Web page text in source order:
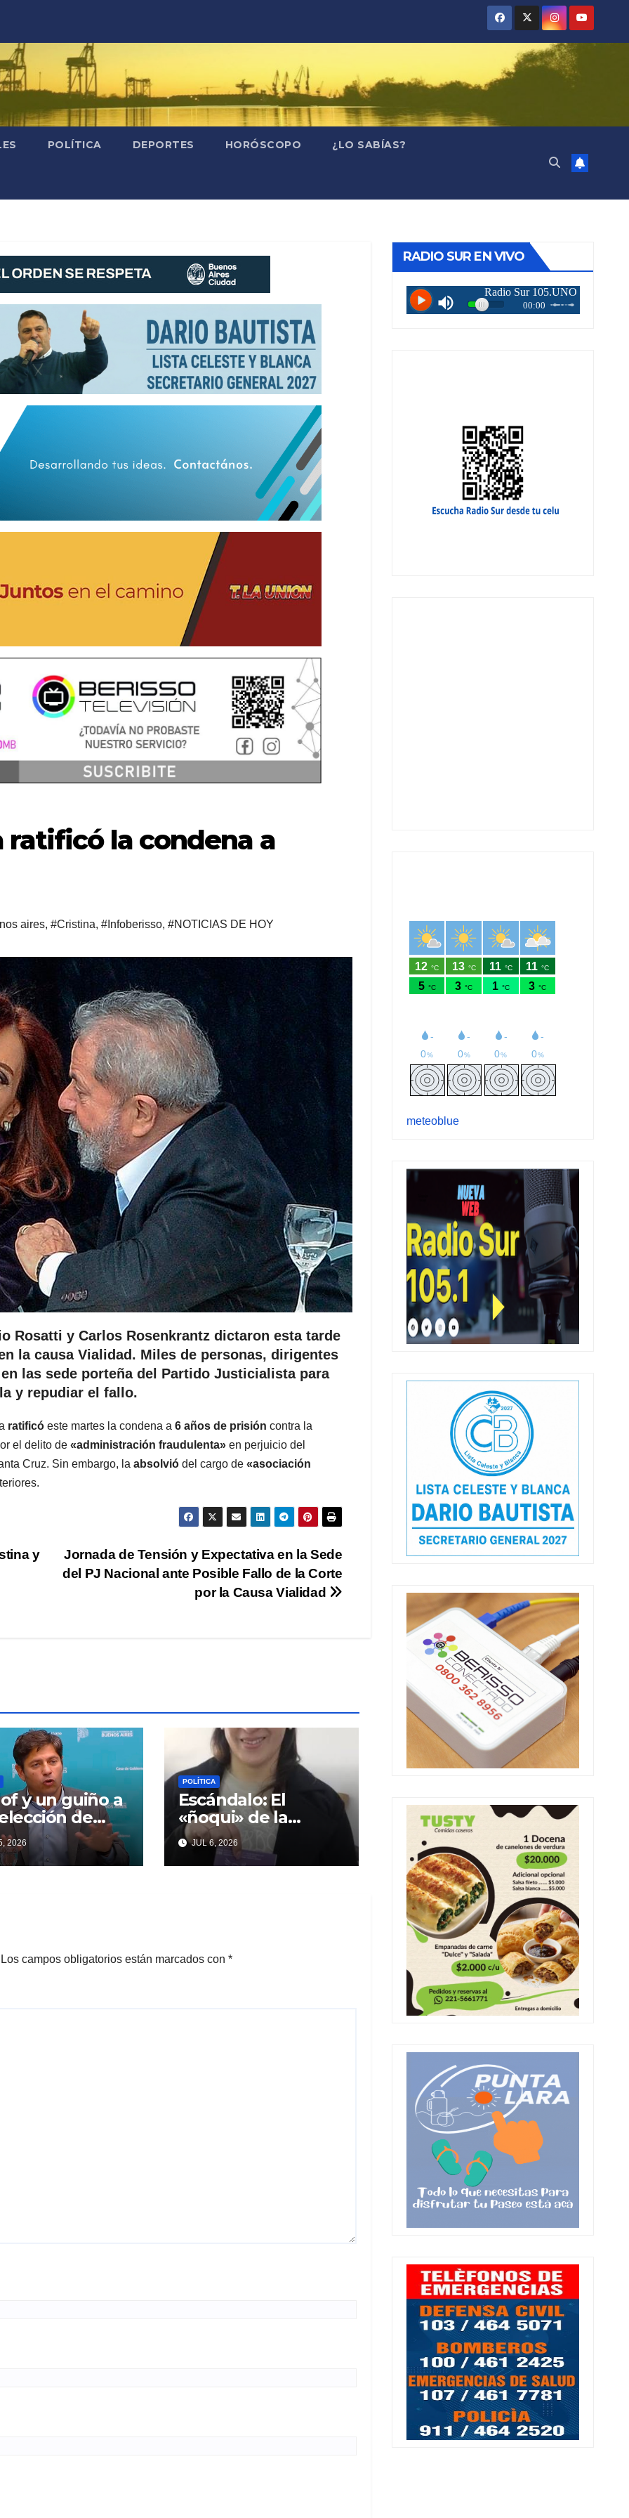
POLÍTICA DEPORTES HORÓSCOPO ¿LO SABÍAS?
ratificó la condena a
aires, #Cristina, #Infoberisso, #NOTICIAS DE HOY
Rosatti y Carlos Rosenkrantz dictaron esta tarde
la causa Vialidad. Miles de personas, dirigentes
las sede porteña del Partido Justicialista para
y repudiar el fallo.
ratificó este martes la condena a 6 años de prisión contra la
el delito de «administración fraudulenta» en perjuicio del
Cruz. Sin embargo, la absolvió del cargo de «asociación
Jornada de Tensión y Expectativa en la Sede
del PJ Nacional ante Posible Fallo de la Corte
por la Causa Vialidad
y
y un guiño a
de
que
espera
2026
POLÍTICA
Escándalo: El
«ñoqui» de la
Legislatura
vinculado a la
concejal libertaria
JUL 6, 2026
Los campos obligatorios están marcados con *
RADIO SUR EN VIVO
meteoblue